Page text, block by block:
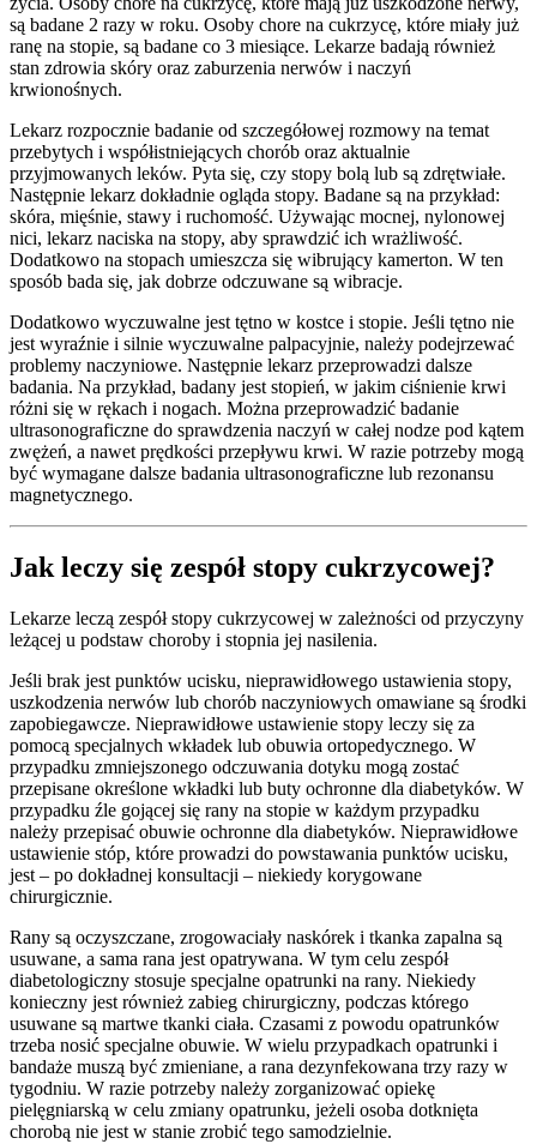
są badane 2 razy w roku. Osoby chore na cukrzycę, które miały już
ranę na stopie, są badane co 3 miesiące. Lekarze badają również
stan zdrowia skóry oraz zaburzenia nerwów i naczyń
krwionośnych.
Lekarz rozpocznie badanie od szczegółowej rozmowy na temat
przebytych i współistniejących chorób oraz aktualnie
przyjmowanych leków. Pyta się, czy stopy bolą lub są zdrętwiałe.
Następnie lekarz dokładnie ogląda stopy. Badane są na przykład:
skóra, mięśnie, stawy i ruchomość. Używając mocnej, nylonowej
nici, lekarz naciska na stopy, aby sprawdzić ich wrażliwość.
Dodatkowo na stopach umieszcza się wibrujący kamerton. W ten
sposób bada się, jak dobrze odczuwane są wibracje.
Dodatkowo wyczuwalne jest tętno w kostce i stopie. Jeśli tętno nie
jest wyraźnie i silnie wyczuwalne palpacyjnie, należy podejrzewać
problemy naczyniowe. Następnie lekarz przeprowadzi dalsze
badania. Na przykład, badany jest stopień, w jakim ciśnienie krwi
różni się w rękach i nogach. Można przeprowadzić badanie
ultrasonograficzne do sprawdzenia naczyń w całej nodze pod kątem
zwężeń, a nawet prędkości przepływu krwi. W razie potrzeby mogą
być wymagane dalsze badania ultrasonograficzne lub rezonansu
magnetycznego.
Jak leczy się zespół stopy cukrzycowej?
Lekarze leczą zespół stopy cukrzycowej w zależności od przyczyny
leżącej u podstaw choroby i stopnia jej nasilenia.
Jeśli brak jest punktów ucisku, nieprawidłowego ustawienia stopy,
uszkodzenia nerwów lub chorób naczyniowych omawiane są środki
zapobiegawcze. Nieprawidłowe ustawienie stopy leczy się za
pomocą specjalnych wkładek lub obuwia ortopedycznego. W
przypadku zmniejszonego odczuwania dotyku mogą zostać
przepisane określone wkładki lub buty ochronne dla diabetyków. W
przypadku źle gojącej się rany na stopie w każdym przypadku
należy przepisać obuwie ochronne dla diabetyków. Nieprawidłowe
ustawienie stóp, które prowadzi do powstawania punktów ucisku,
jest – po dokładnej konsultacji – niekiedy korygowane
chirurgicznie.
Rany są oczyszczane, zrogowaciały naskórek i tkanka zapalna są
usuwane, a sama rana jest opatrywana. W tym celu zespół
diabetologiczny stosuje specjalne opatrunki na rany. Niekiedy
konieczny jest również zabieg chirurgiczny, podczas którego
usuwane są martwe tkanki ciała. Czasami z powodu opatrunków
trzeba nosić specjalne obuwie. W wielu przypadkach opatrunki i
bandaże muszą być zmieniane, a rana dezynfekowana trzy razy w
tygodniu. W razie potrzeby należy zorganizować opiekę
pielęgniarską w celu zmiany opatrunku, jeżeli osoba dotknięta
chorobą nie jest w stanie zrobić tego samodzielnie.